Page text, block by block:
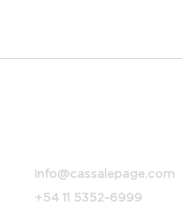
info@cassalepage.com
+54 11 5352-6999